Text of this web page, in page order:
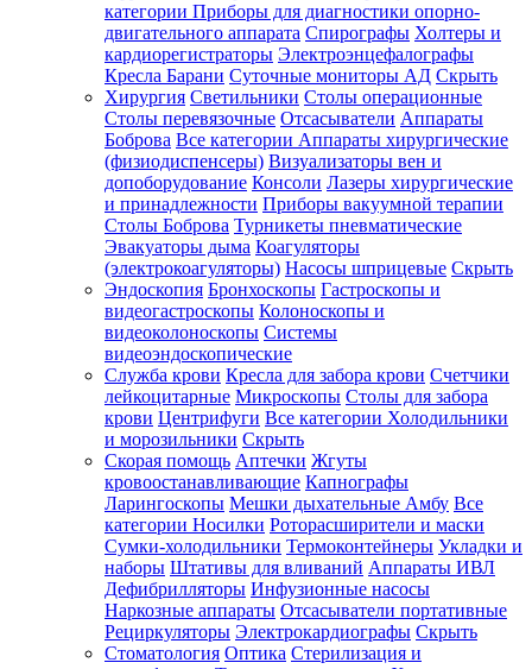
категории Приборы для диагностики опорно-
двигательного аппарата Спирографы Холтеры и
кардиорегистраторы Электроэнцефалографы
Кресла Барани Суточные мониторы АД Скрыть
Хирургия Светильники Столы операционные
Столы перевязочные Отсасыватели Аппараты
Боброва Все категории Аппараты хирургические
(физиодиспенсеры) Визуализаторы вен и
допоборудование Консоли Лазеры хирургические
и принадлежности Приборы вакуумной терапии
Столы Боброва Турникеты пневматические
Эвакуаторы дыма Коагуляторы
(электрокоагуляторы) Насосы шприцевые Скрыть
Эндоскопия Бронхоскопы Гастроскопы и
видеогастроскопы Колоноскопы и
видеоколоноскопы Системы
видеоэндоскопические
Служба крови Кресла для забора крови Счетчики
лейкоцитарные Микроскопы Столы для забора
крови Центрифуги Все категории Холодильники
и морозильники Скрыть
Скорая помощь Аптечки Жгуты
кровоостанавливающие Капнографы
Ларингоскопы Мешки дыхательные Амбу Все
категории Носилки Роторасширители и маски
Сумки-холодильники Термоконтейнеры Укладки и
наборы Штативы для вливаний Аппараты ИВЛ
Дефибрилляторы Инфузионные насосы
Наркозные аппараты Отсасыватели портативные
Рециркуляторы Электрокардиографы Скрыть
Стоматология Оптика Стерилизация и